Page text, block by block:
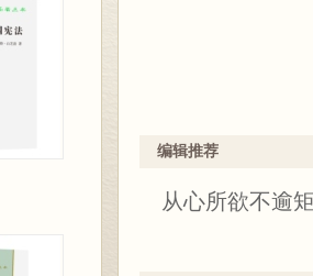
编辑推荐
从心所欲不逾